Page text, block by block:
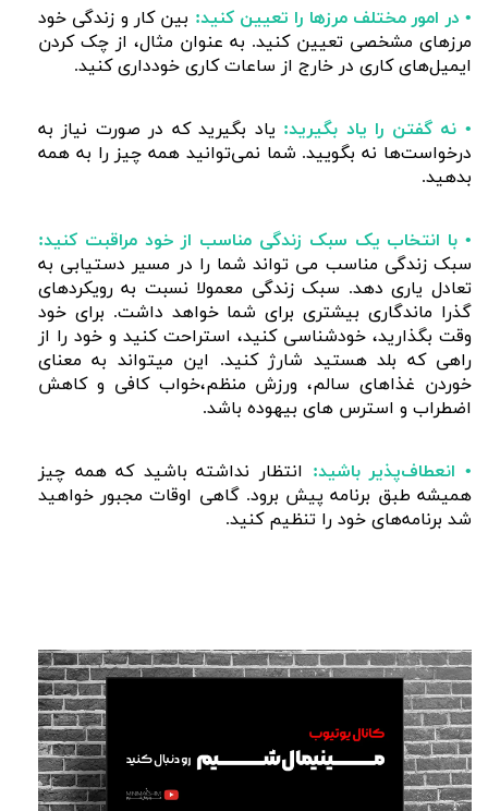
• در امور مختلف مرزها را تعیین کنید: بین کار و زندگی خود
مرزهای مشخصی تعیین کنید. به عنوان مثال، از چک کردن
ایمیل‌های کاری در خارج از ساعات کاری خودداری کنید.
• نه گفتن را یاد بگیرید: یاد بگیرید که در صورت نیاز به
درخواست‌ها نه بگویید. شما نمی‌توانید همه چیز را به همه
بدهید.
• با انتخاب یک سبک زندگی مناسب از خود مراقبت کنید:
سبک زندگی مناسب می تواند شما را در مسیر دستیابی به
تعادل یاری دهد. سبک زندگی معمولا نسبت به رویکردهای
گذرا ماندگاری بیشتری برای شما خواهد داشت. برای خود
وقت بگذارید، خودشناسی کنید، استراحت کنید و خود را از
راهی که بلد هستید شارژ کنید. این میتواند به معنای
خوردن غذاهای سالم، ورزش منظم،خواب کافی و کاهش
اضطراب و استرس های بیهوده باشد.
• انعطاف‌پذیر باشید: انتظار نداشته باشید که همه چیز
همیشه طبق برنامه پیش برود. گاهی اوقات مجبور خواهید
شد برنامه‌های خود را تنظیم کنید.